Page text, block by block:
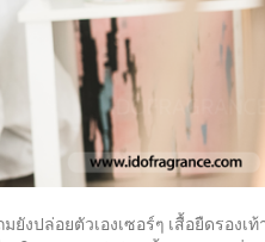
งปล่อยตัวเองเซอร์ๆ เสื้อยืดรองเท้